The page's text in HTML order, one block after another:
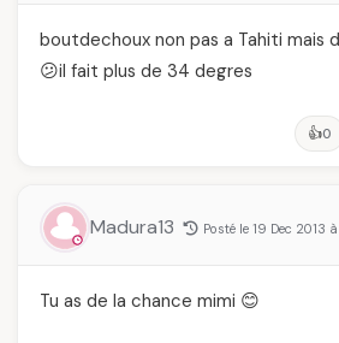
boutdechoux non pas a Tahiti mais
😕il fait plus de 34 degres
👍0
Madura13 Posté le 19 Dec 2013
Tu as de la chance mimi 😊